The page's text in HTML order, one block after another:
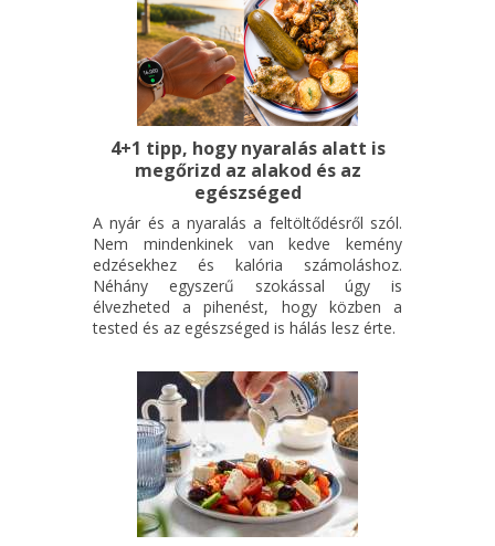
4+1 tipp, hogy nyaralás alatt is
megőrizd az alakod és az
egészséged
A nyár és a nyaralás a feltöltődésről szól.
Nem mindenkinek van kedve kemény
edzésekhez és kalória számoláshoz.
Néhány egyszerű szokással úgy is
élvezheted a pihenést, hogy közben a
tested és az egészséged is hálás lesz érte.